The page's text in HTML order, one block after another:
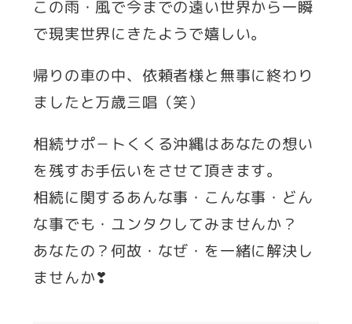
この雨・風で今までの遠い世界から一瞬
で現実世界にきたようで嬉しい。
帰りの車の中、依頼者様と無事に終わり
ましたと万歳三唱（笑）
相続サポ－トくくる沖縄はあなたの想い
を残すお手伝いをさせて頂きます。
相続に関するあんな事・こんな事・どん
な事でも・ユンタクしてみませんか？
あなたの？何故・なぜ・を一緒に解決し
ませんか❣